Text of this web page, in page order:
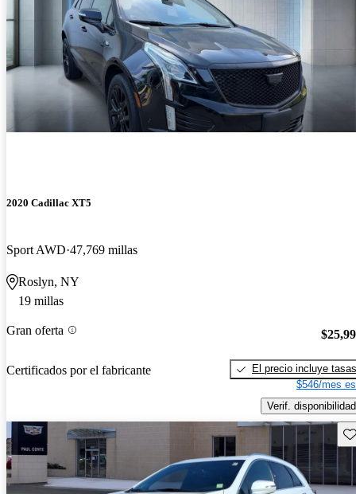
2020 Cadillac XT5
Sport AWD 47,769 millas
Roslyn, NY
19 millas
Gran oferta
Certificados por el fabricante
El precio incluye tasas
$546/mes
Verif. disponibilidad